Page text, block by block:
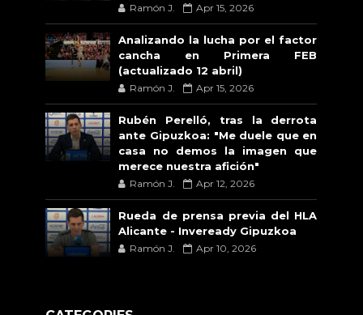
Ramón J. Apr 15, 2026
Analizando la lucha por el factor
cancha en Primera FEB
(actualizado 12 abril)
Ramón J. Apr 15, 2026
Rubén Perelló, tras la derrota
ante Gipuzkoa: "Me duele que en
casa no demos la imagen que
merece nuestra afición"
Ramón J. Apr 12, 2026
Rueda de prensa previa del HLA
Alicante - Inveready Gipuzkoa
Ramón J. Apr 10, 2026